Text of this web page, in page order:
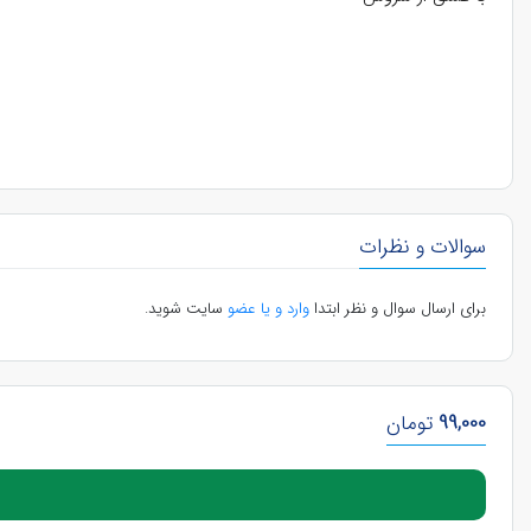
سوالات و نظرات
برای ارسال سوال و نظر ابتداوارد و یا عضو سایت شوید.
99,000 تومان